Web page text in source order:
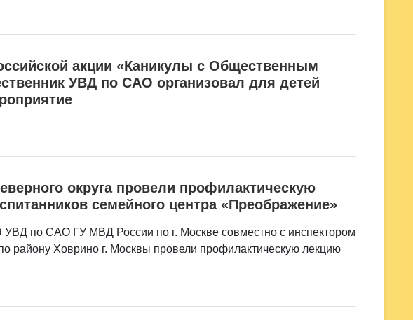
акции «Каникулы с Общественным
УВД по САО организовал для детей
округа провели профилактическую
семейного центра «Преображение»
УВД по САО ГУ МВД России по г. Москве совместно с инспектором
Ховрино г. Москвы провели профилактическую лекцию